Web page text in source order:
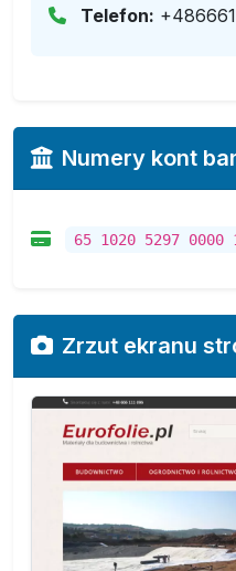
Telefon:
Numery kont
65 1020 5297 0000
Zrzut ekranu